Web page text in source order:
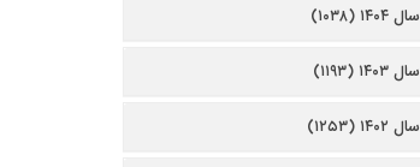
سال ۱۴۰۴ (۱۰۳۸)
سال ۱۴۰۳ (۱۱۹۳)
سال ۱۴۰۲ (۱۲۵۳)